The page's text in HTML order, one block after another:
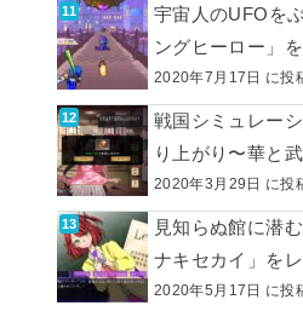
宇宙人のUFOを
ングヒーロー」
2020年7月17日 に投
戦国シミュレー
り上がり〜華と
2020年3月29日 に投
見知らぬ館に潜
ナキセカイ」を
2020年5月17日 に投